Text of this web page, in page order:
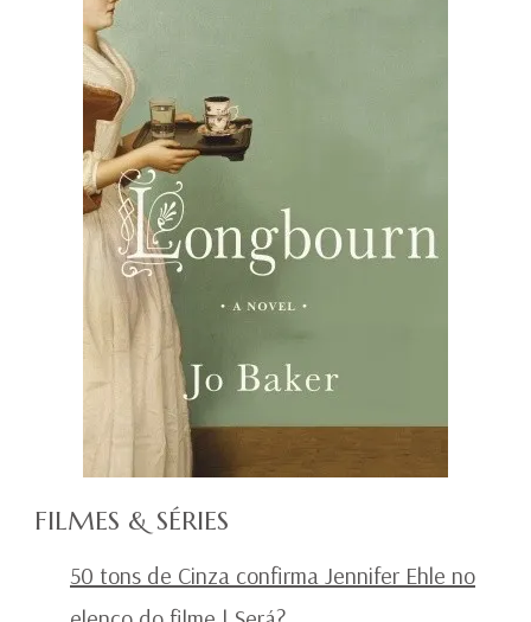
FILMES & SÉRIES
50 tons de Cinza confirma Jennifer Ehle no